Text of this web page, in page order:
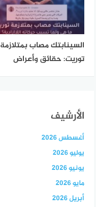
السينابتك مصاب بمتلازمة
توريت: حقائق وأعراض
الأرشيف
أغسطس 2026
يوليو 2026
يونيو 2026
مايو 2026
أبريل 2026